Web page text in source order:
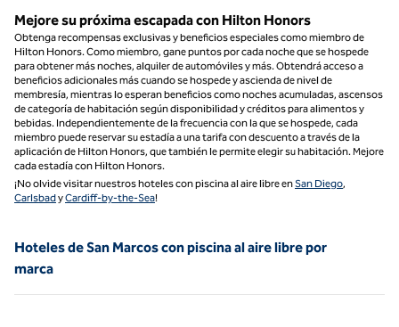
Mejore su próxima escapada con Hilton Honors
Obtenga recompensas exclusivas y beneficios especiales como miembro de
Hilton Honors. Como miembro, gane puntos por cada noche que se hospede
para obtener más noches, alquiler de automóviles y más. Obtendrá acceso a
beneficios adicionales más cuando se hospede y ascienda de nivel de
membresía, mientras lo esperan beneficios como noches acumuladas, ascensos
de categoría de habitación según disponibilidad y créditos para alimentos y
bebidas. Independientemente de la frecuencia con la que se hospede, cada
miembro puede reservar su estadía a una tarifa con descuento a través de la
aplicación de Hilton Honors, que también le permite elegir su habitación. Mejore
cada estadía con Hilton Honors.
¡No olvide visitar nuestros hoteles con piscina al aire libre enSan Diego,
CarlsbadyCardiff-by-the-Sea!
Hoteles de San Marcos con piscina al aire libre por
marca